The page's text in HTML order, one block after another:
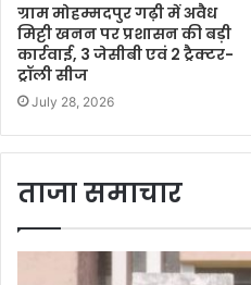
ग्राम मोहम्मदपुर गढ़ी में अवैध
मिट्टी खनन पर प्रशासन की बड़ी
कार्रवाई, 3 जेसीबी एवं 2 ट्रैक्टर-
ट्रॉली सीज
July 28, 2026
ताजा समाचार